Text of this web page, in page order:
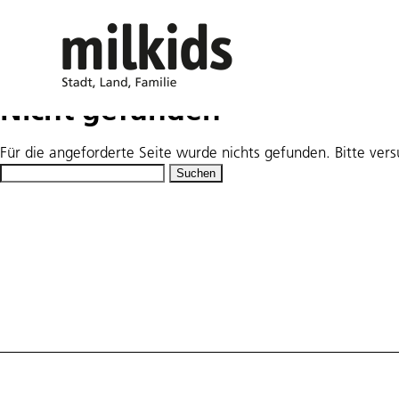
Nicht gefunden
Für die angeforderte Seite wurde nichts gefunden. Bitte
Suchen